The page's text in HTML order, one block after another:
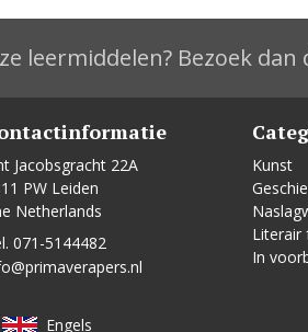
leermiddelen? Bezoek dan
Jacobsgracht 22A
PW Leiden
Netherlands
071-5144482
Kunst
Literair
In
Engels